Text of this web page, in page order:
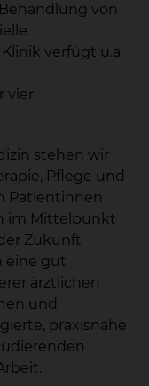
von
verfügt u.a.
vier
stehen wir
Pflege und
Patientinnen
im Mittelpunkt
Zukunft
eine gut
ärztlichen
und
praxisnahe